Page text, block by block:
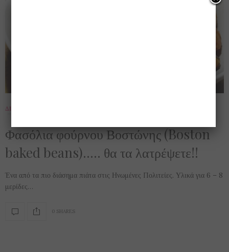
ΔΙΑΤΡΟΦΉ
Φασόλια φούρνου Βοστώνης (Boston
baked beans)….. θα τα λατρέψετε!!
Ένα από τα πιο διάσημα πιάτα στις Ηνωμένες Πολιτείες. Υλικά για 6 – 8
μερίδες…
0 SHARES